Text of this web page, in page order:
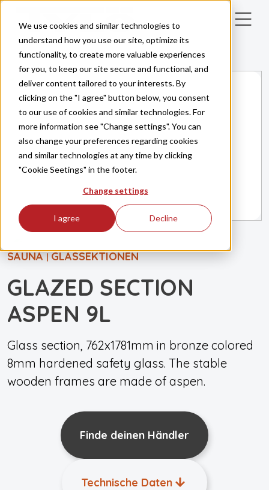
We use cookies and similar technologies to
understand how you use our site, optimize its
functionality, to create more valuable experiences
for you, to keep our site secure and functional, and
deliver content tailored to your interests. By
clicking on the "I agree" button below, you consent
to our use of cookies and similar technologies. For
more information see "Change settings". You can
also change your preferences regarding cookies
and similar technologies at any time by clicking
"Cookie Seetings" in the footer.
Change settings
I agree Decline
Skip to main content
SAUNA | GLASSEKTIONEN
GLAZED SECTION
ASPEN 9L
Glass section, 762x1781mm in bronze colored
8mm hardened safety glass. The stable
wooden frames are made of aspen.
Finde deinen Händler
Technische Daten